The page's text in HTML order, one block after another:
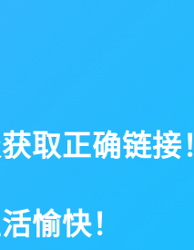
取正确链接！
愉快！